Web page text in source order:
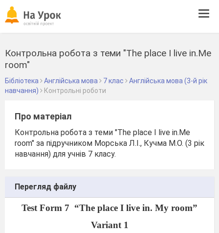
Контрольна робота з теми "The place I live in.Me
room"
Бібліотека Англійська мова 7 клас
Англійська мова (3-й рік
навчання)
Контрольні роботи
Про матеріал
Контрольна робота з теми "The place I live in.Me
room" за підручником Морська Л.І., Кучма М.О. (3 рік
навчання) для учнів 7 класу.
Перегляд файлу
Test Form 7 “The place I live in. My room”
Variant 1